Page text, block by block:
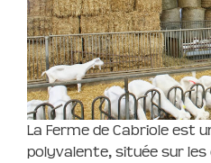
La Ferme de Cabriole est
polyvalente, située sur